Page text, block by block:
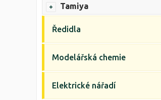
Tamiya
Ředidla
Modelářská chemie
Elektrické nářadí